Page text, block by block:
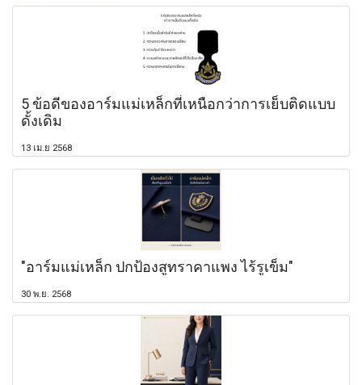
5 ข้อดีของอาร์มแม่เหล็กที่เหนือกว่าการเย็บติดแบบ
ดั้งเดิม
13 เม.ย 2568
"อาร์มแม่เหล็ก ปกป้องสูทราคาแพง ไร้รูเข็ม"
30 พ.ย. 2568